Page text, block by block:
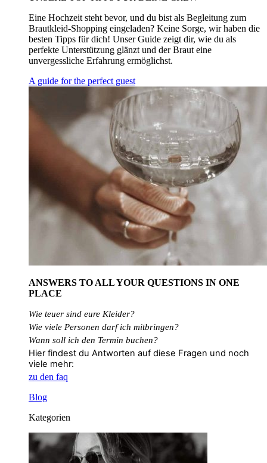
Eine Hochzeit steht bevor, und du bist als Begleitung zum
Brautkleid-Shopping eingeladen? Keine Sorge, wir haben die
besten Tipps für dich! Unser Guide zeigt dir, wie du als
perfekte Unterstützung glänzt und der Braut eine
unvergessliche Erfahrung ermöglichst.
A guide for the perfect guest
ANSWERS TO ALLYOUR QUESTIONS IN ONE
PLACE
Wie teuer sind eure Kleider?
Wie viele Personen darf ich mitbringen?
Wann soll ich den Termin buchen?
Hier findest du Antworten auf diese Fragen und noch
viele mehr:
zu den faq
Blog
Kategorien